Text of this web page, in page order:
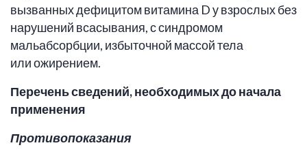
вызванных дефицитом витамина D у взрослых без
нарушений всасывания, с синдромом
мальабсорбции, избыточной массой тела
или ожирением.
Перечень сведений, необходимых до начала
применения
Противопоказания